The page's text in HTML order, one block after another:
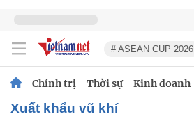
# ASEAN CUP 2026
Chính trị Thời sự Kinh doanh
xuất khẩu vũ khí